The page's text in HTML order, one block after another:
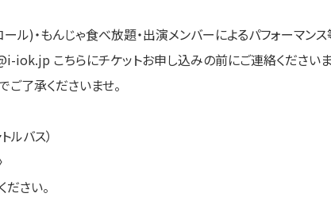
)・もんじゃ食べ放題・出演メンバーによるパフォーマン
こちらにチケットお申し込みの前にご連絡くださいま
了承くださいませ。
バス）
さい。